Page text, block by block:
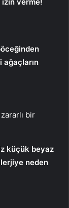
ağaçların
bir
küçük beyaz
neden